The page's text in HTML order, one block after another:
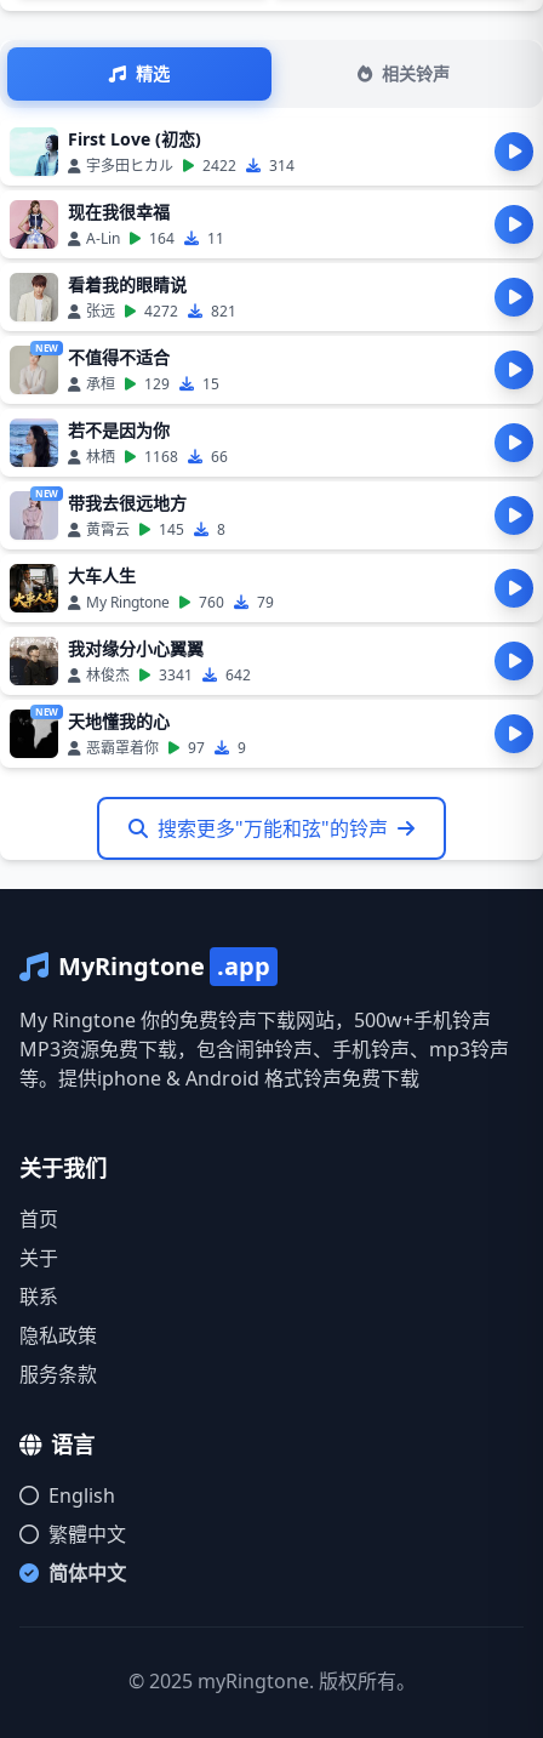
精选 相关铃声
First Love (初恋)
宇多田ヒカル 2422 314
现在我很幸福
A-Lin 164 11
看着我的眼睛说
张远 4272 821
NEW 不值得不适合
承桓 129 15
若不是因为你
林栖 1168 66
NEW 带我去很远地方
黄霄云 145 8
大车人生
My Ringtone 760 79
我对缘分小心翼翼
林俊杰 3341 642
NEW 天地懂我的心
恶霸罩着你 97 9
搜索更多"万能和弦"的铃声
MyRingtone .app
My Ringtone 你的免费铃声下载网站，500w+手机铃声
MP3资源免费下载，包含闹钟铃声、手机铃声、mp3铃声
等。提供iphone & Android 格式铃声免费下载
关于我们
首页
关于
联系
隐私政策
服务条款
语言
English
繁體中文
简体中文
© 2025 myRingtone. 版权所有。